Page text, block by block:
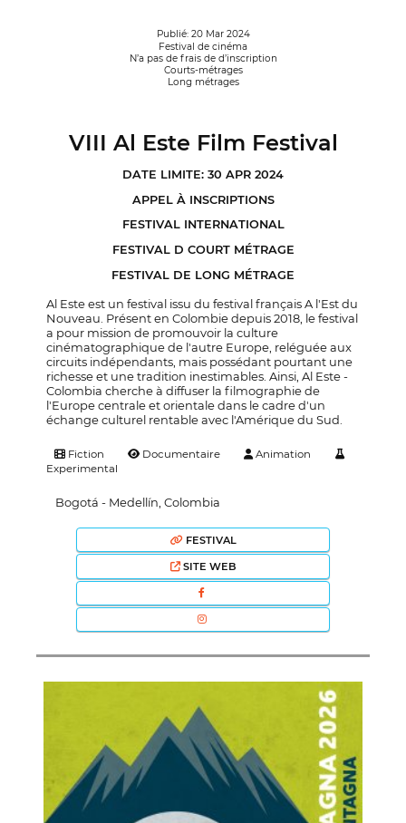
Publié: 20 Mar 2024
Festival de cinéma
N’a pas de frais de d’inscription
Courts-métrages
Long métrages
VIII Al Este Film Festival
DATE LIMITE: 30 APR 2024
APPEL À INSCRIPTIONS
FESTIVAL INTERNATIONAL
FESTIVAL D COURT MÉTRAGE
FESTIVAL DE LONG MÉTRAGE
Al Este est un festival issu du festival français A l'Est du
Nouveau. Présent en Colombie depuis 2018, le festival
a pour mission de promouvoir la culture
cinématographique de l'autre Europe, reléguée aux
circuits indépendants, mais possédant pourtant une
richesse et une tradition inestimables. Ainsi, Al Este -
Colombia cherche à diffuser la filmographie de
l'Europe centrale et orientale dans le cadre d'un
échange culturel rentable avec l'Amérique du Sud.
Fiction Documentaire
Animation
Experimental
Bogotá - Medellín, Colombia
FESTIVAL
SITE WEB